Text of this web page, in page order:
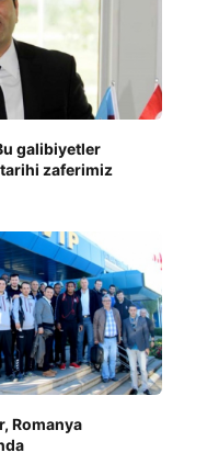
galibiyetler
zaferimiz
Romanya